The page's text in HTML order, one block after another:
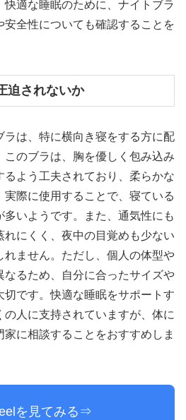
快適な睡眠のために、ナイトブラ
安全性についても確認することを
迫されないか
ラは、特に横向き寝をする方に配
このブラは、胸を優しく包み込み
るよう工夫されており、柔らかな
際に使用することで、寝ている
多いようです。また、通気性にも
れにくく、夜中の目覚めも少ない
れません。ただし、個人の体型や
なるため、自分に合ったサイズや
切です。快適な睡眠をサポートす
の人に支持されていますが、体に
に相談することをおすすめしま
を見てみる⇒